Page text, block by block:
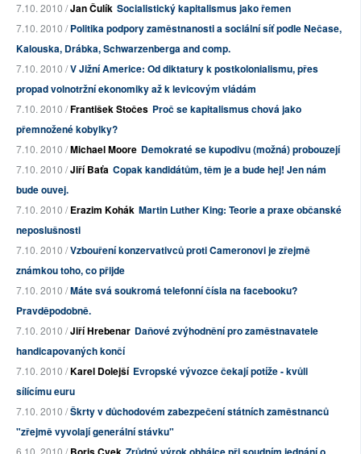
7.10. 2010 /Jan Čulík Socialistický kapitalismus jako řemen
7.10. 2010 /Politika podpory zaměstnanosti a sociální síť podle Nečase,
Kalouska, Drábka, Schwarzenberga and comp.
7.10. 2010 /V Jižní Americe: Od diktatury k postkolonialismu, přes
propad volnotržní ekonomiky až k levicovým vládám
7.10. 2010 /František Stočes Proč se kapitalismus chová jako
přemnožené kobylky?
7.10. 2010 /Michael Moore Demokraté se kupodivu (možná) probouzejí
7.10. 2010 /Jiří Baťa Copak kandidátům, těm je a bude hej! Jen nám
bude ouvej.
7.10. 2010 /Erazim Kohák Martin Luther King: Teorie a praxe občanské
neposlušnosti
7.10. 2010 /Vzbouření konzervativců proti Cameronovi je zřejmě
známkou toho, co přijde
7.10. 2010 /Máte svá soukromá telefonní čísla na facebooku?
Pravděpodobně.
7.10. 2010 /Jiří Hrebenar Daňové zvýhodnění pro zaměstnavatele
handicapovaných končí
7.10. 2010 /Karel Dolejší Evropské vývozce čekají potíže - kvůli
sílícímu euru
7.10. 2010 /Škrty v důchodovém zabezpečení státních zaměstnanců
"zřejmě vyvolají generální stávku"
6.10. 2010 /